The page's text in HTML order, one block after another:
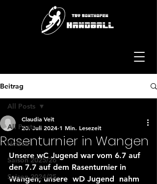
Beitrag
All Posts
Herren I
Saison 2025/26
Saison 2024/25
All Posts
Rasenturnier in Wangen
Claudia Veit
20. Juli 2024 1 Min. Lesezeit
Unsere wC Jugend war vom 6.7 auf
den 7.7 auf dem Rasenturnier in
Wangen, unsere  wD Jugend  nahm